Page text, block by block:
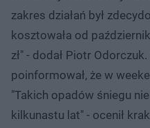
zakres działań był
kosztowała od
zł" - dodał Piotr
poinformował, że w
"Takich opadów śniegu
kilkunastu lat" - ocenił